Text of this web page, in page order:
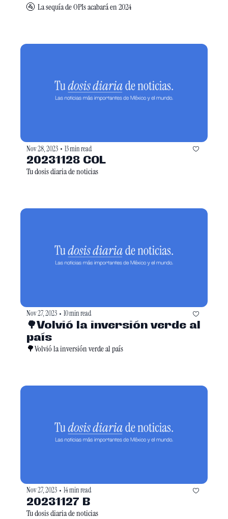
🚰  La sequía de OPIs acabará en 2024
Nov 28, 2023 • 13 min read
20231128 COL
Tu dosis diaria de noticias
Nov 27, 2023 • 10 min read
🌳Volvió la inversión verde al
país
🌳Volvió la inversión verde al país
Nov 27, 2023 • 14 min read
20231127 B
Tu dosis diaria de noticias